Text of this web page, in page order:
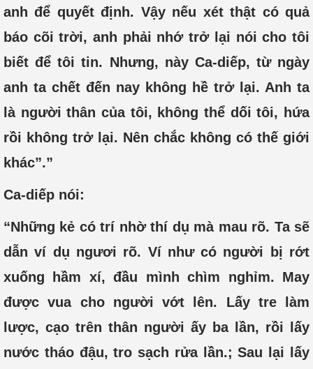
anh để quyết định. Vậy nếu xét thật có quả
báo cõi trời, anh phải nhớ trở lại nói cho tôi
biết để tôi tin. Nhưng, này Ca-diếp, từ ngày
anh ta chết đến nay không hề trở lại. Anh ta
là người thân của tôi, không thể dối tôi, hứa
rồi không trở lại. Nên chắc không có thế giới
khác”.”
Ca-diếp nói:
“Những kẻ có trí nhờ thí dụ mà mau rõ. Ta sẽ
dẫn ví dụ ngươi rõ. Ví như có người bị rớt
xuống hầm xí, đầu mình chìm nghỉm. May
được vua cho người vớt lên. Lấy tre làm
lược, cạo trên thân người ấy ba lần, rồi lấy
nước tháo đậu, tro sạch rửa lần.; Sau lại lấy